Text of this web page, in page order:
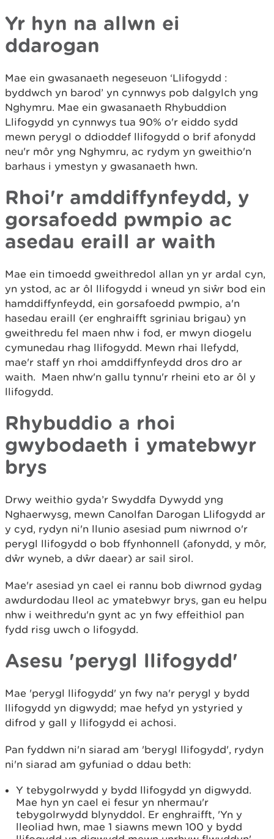
Yr hyn na allwn ei
ddarogan
Mae ein gwasanaeth negeseuon ‘Llifogydd :
byddwch yn barod’ yn cynnwys pob dalgylch yng
Nghymru. Mae ein gwasanaeth Rhybuddion
Llifogydd yn cynnwys tua 90% o'r eiddo sydd
mewn perygl o ddioddef llifogydd o brif afonydd
neu'r môr yng Nghymru, ac rydym yn gweithio'n
barhaus i ymestyn y gwasanaeth hwn.
Rhoi'r amddiffynfeydd, y
gorsafoedd pwmpio ac
asedau eraill ar waith
Mae ein timoedd gweithredol allan yn yr ardal cyn,
yn ystod, ac ar ôl llifogydd i wneud yn siŵr bod ein
hamddiffynfeydd, ein gorsafoedd pwmpio, a'n
hasedau eraill (er enghraifft sgriniau brigau) yn
gweithredu fel maen nhw i fod, er mwyn diogelu
cymunedau rhag llifogydd. Mewn rhai llefydd,
mae'r staff yn rhoi amddiffynfeydd dros dro ar
waith. Maen nhw'n gallu tynnu'r rheini eto ar ôl y
llifogydd.
Rhybuddio a rhoi
gwybodaeth i ymatebwyr
brys
Drwy weithio gyda’r Swyddfa Dywydd yng
Nghaerwysg, mewn Canolfan Darogan Llifogydd ar
y cyd, rydyn ni'n llunio asesiad pum niwrnod o'r
perygl llifogydd o bob ffynhonnell (afonydd, y môr,
dŵr wyneb, a dŵr daear) ar sail sirol.
Mae'r asesiad yn cael ei rannu bob diwrnod gydag
awdurdodau lleol ac ymatebwyr brys, gan eu helpu
nhw i weithredu'n gynt ac yn fwy effeithiol pan
fydd risg uwch o lifogydd.
Asesu 'perygl llifogydd'
Mae 'perygl llifogydd' yn fwy na'r perygl y bydd
llifogydd yn digwydd; mae hefyd yn ystyried y
difrod y gall y llifogydd ei achosi.
Pan fyddwn ni'n siarad am 'berygl llifogydd', rydyn
ni'n siarad am gyfuniad o ddau beth:
Y tebygolrwydd y bydd llifogydd yn digwydd.
Mae hyn yn cael ei fesur yn nhermau'r
tebygolrwydd blynyddol. Er enghraifft, 'Yn y
lleoliad hwn, mae 1 siawns mewn 100 y bydd